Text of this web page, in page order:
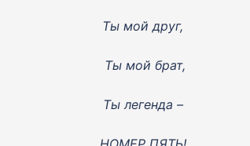
Ты мой друг,
Tы мой брат,
Ты легенда –